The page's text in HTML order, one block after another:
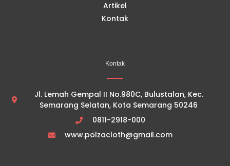
Artikel
Kontak
Kontak
Jl. Lemah Gempal II No.980C, Bulustalan, Kec.
Semarang Selatan, Kota Semarang 50246
0811-2918-000
www.polzacloth@gmail.com